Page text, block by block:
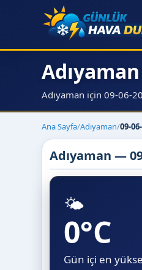
Adıyaman için 09-06-
Ana Sayfa/Adıyaman/09-
Adıyaman —
🌤️
0°C
Gün içi en